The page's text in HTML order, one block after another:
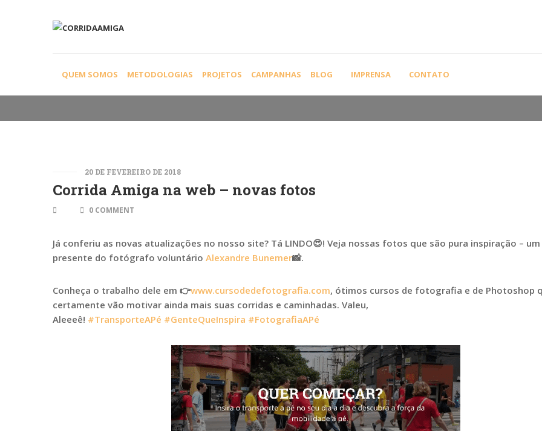
QUEM SOMOS METODOLOGIAS PROJETOS CAMPANHAS BLOG IMPRENSA CONTATO
20 DE FEVEREIRO DE 2018
Corrida Amiga na web – novas fotos
0 COMMENT
Já conferiu as novas atualizações no nosso site? Tá LINDO😍! Veja nossas fotos que são pura inspiração –
presente do fotógrafo voluntário Alexandre Bunemer📸.
Conheça o trabalho dele em 👉www.cursodedefotografia.com, ótimos cursos de fotografia e de Photoshop
certamente vão motivar ainda mais suas corridas e caminhadas. Valeu,
Aleeeê! #TransporteAPé #GenteQueInspira #FotografiaAPé